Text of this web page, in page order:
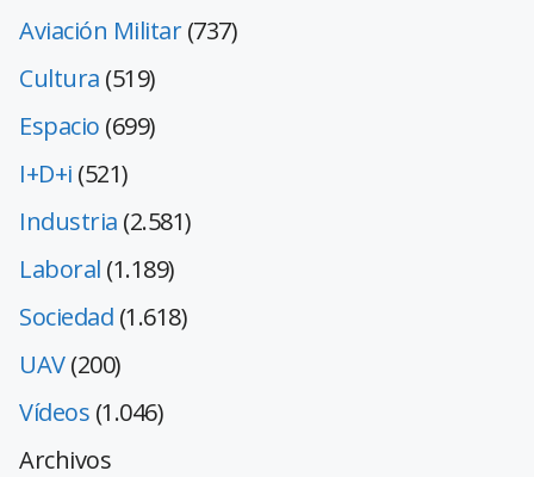
Aviación Militar(737)
Cultura (519)
Espacio (699)
I+D+i (521)
Industria (2.581)
Laboral (1.189)
Sociedad (1.618)
UAV(200)
Vídeos (1.046)
Archivos